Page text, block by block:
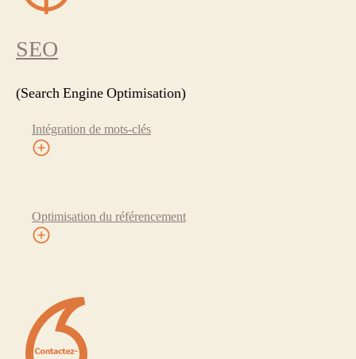
SEO
(Search Engine Optimisation)
Intégration de mots-clés
Optimisation du référencement